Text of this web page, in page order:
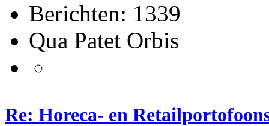
Berichten: 1339
Qua Patet Orbis
Re: Horeca- en